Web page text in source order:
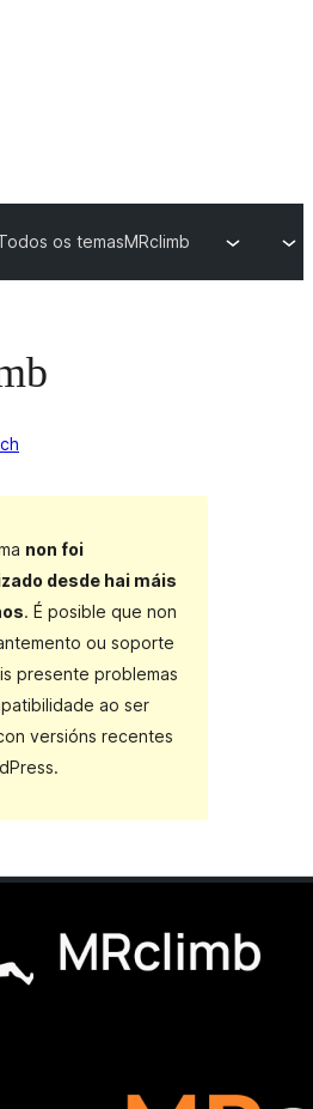
os temasMRclimb
non foi
desde hai máis
. É posible que non
ou soporte
presente problemas
ao ser
versións recentes